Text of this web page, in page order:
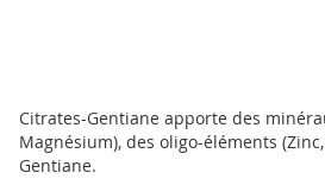
Skip
to
the
Citrates-Gentiane apporte des
Magnésium), des oligo-éléments
Gentiane.